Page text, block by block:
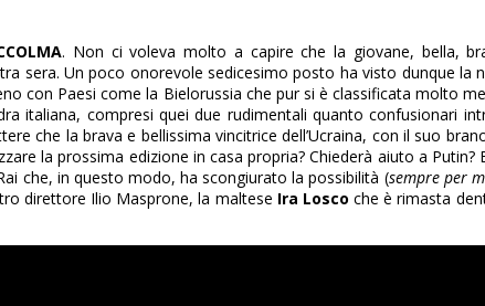
. Non ci voleva molto a capire che la giovane, bella,
sera. Un poco onorevole sedicesimo posto ha visto dunque
con Paesi come la Bielorussia che pur si è classificata molto
italiana, compresi quei due rudimentali quanto confusionari
che la brava e bellissima vincitrice dell’Ucraina, con il suo
la prossima edizione in casa propria? Chiederà aiuto a
che, in questo modo, ha scongiurato la possibilità (sempre per
direttore Ilio Masprone, la maltese Ira Losco che è rimasta